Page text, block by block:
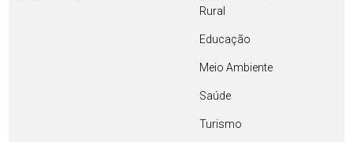
Rural
Educação
Meio Ambiente
Saúde
Turismo